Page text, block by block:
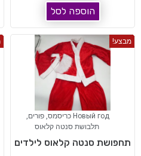
הוספה לסל
מבצע!
Новый год כריסמס ,פורים,
תלבושת סנטה קלאוס
תחפושת סנטה קלאוס לילדים